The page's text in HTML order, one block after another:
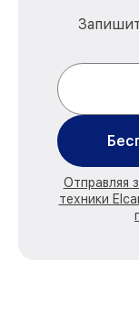
Отправляя
техники